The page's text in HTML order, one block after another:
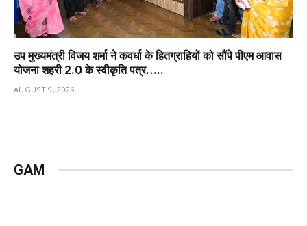
उप मुख्यमंत्री विजय शर्मा ने कवर्धा के हितग्राहियों को सौंपे पीएम आवास
योजना शहरी 2.0 के स्वीकृति पत्र…..
AUGUST 9, 2026
GAM